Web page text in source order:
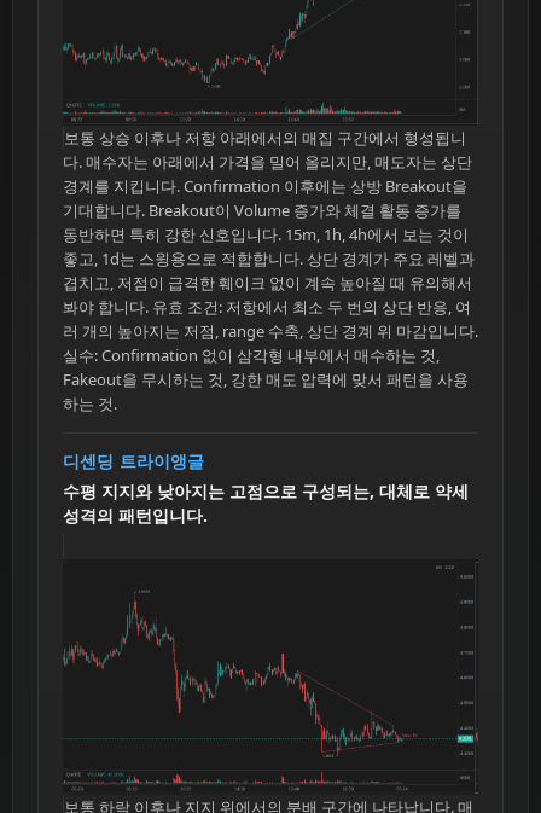
보통 상승 이후나 저항 아래에서의 매집 구간에서 형성됩니
다. 매수자는 아래에서 가격을 밀어 올리지만, 매도자는 상단
경계를 지킵니다. Confirmation 이후에는 상방 Breakout을
기대합니다. Breakout이 Volume 증가와 체결 활동 증가를
동반하면 특히 강한 신호입니다. 15m, 1h, 4h에서 보는 것이
좋고, 1d는 스윙용으로 적합합니다. 상단 경계가 주요 레벨과
겹치고, 저점이 급격한 훼이크 없이 계속 높아질 때 유의해서
봐야 합니다. 유효 조건: 저항에서 최소 두 번의 상단 반응, 여
러 개의 높아지는 저점, range 수축, 상단 경계 위 마감입니다.
실수: Confirmation 없이 삼각형 내부에서 매수하는 것,
Fakeout을 무시하는 것, 강한 매도 압력에 맞서 패턴을 사용
하는 것.
디센딩 트라이앵글
수평 지지와 낮아지는 고점으로 구성되는, 대체로 약세
성격의 패턴입니다.
보통 하락 이후나 지지 위에서의 분배 구간에 나타납니다. 매